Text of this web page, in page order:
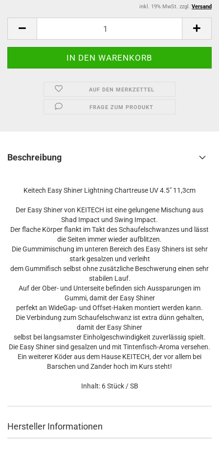
inkl. 19% MwSt. zzgl. Versand
AUF DEN MERKZETTEL
FRAGE ZUM PRODUKT
Beschreibung
Keitech Easy Shiner Lightning Chartreuse UV 4.5" 11,3cm
Der Easy Shiner von KEITECH ist eine gelungene Mischung aus
Shad Impact und Swing Impact.
Der flache Körper flankt im Takt des Schaufelschwanzes und lässt
die Seiten immer wieder aufblitzen.
Die Gummimischung im unteren Bereich des Easy Shiners ist sehr
stark gesalzen und verleiht
dem Gummifisch selbst ohne zusätzliche Beschwerung einen sehr
stabilen Lauf.
Auf der Ober- und Unterseite befinden sich Aussparungen im
Gummi, damit der Easy Shiner
perfekt an WideGap- und Offset-Haken montiert werden kann.
Die Verbindung zum Schaufelschwanz ist extra dünn gehalten,
damit der Easy Shiner
selbst bei langsamster Einholgeschwindigkeit zuverlässig spielt.
Die Easy Shiner sind gesalzen und mit Tintenfisch-Aroma versehen.
Ein weiterer Köder aus dem Hause KEITECH, der vor allem bei
Barschen und Zander hoch im Kurs steht!
Inhalt: 6 Stück / SB
Hersteller Informationen